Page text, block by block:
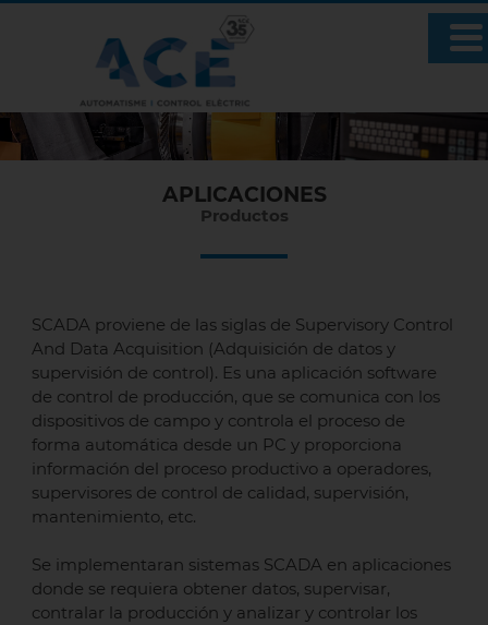
APLICACIONES
Productos
SCADA proviene de las siglas de Supervisory Control
And Data Acquisition (Adquisición de datos y
supervisión de control). Es una aplicación software
de control de producción, que se comunica con los
dispositivos de campo y controla el proceso de
forma automática desde un PC y proporciona
información del proceso productivo a operadores,
supervisores de control de calidad, supervisión,
mantenimiento, etc.
Se implementaran sistemas SCADA en aplicaciones
donde se requiera obtener datos, supervisar,
contralar la producción y analizar y controlar los